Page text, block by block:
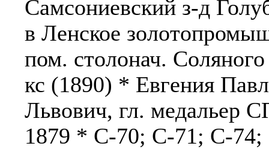
Самсониевский з-д
в Ленское
пом. столонач.
кс (1890) * Евгения
Львович, гл. медальер
1879 * С-70; С-71; С-